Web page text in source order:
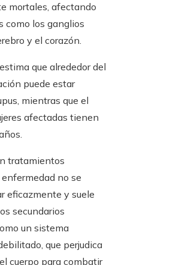
mortales, afectando
como los ganglios
y el corazón.
que alrededor del
puede estar
mientras que el
afectadas tienen
tratamientos
no se
eficazmente y suele
secundarios
un sistema
que perjudica
cuerpo para combatir